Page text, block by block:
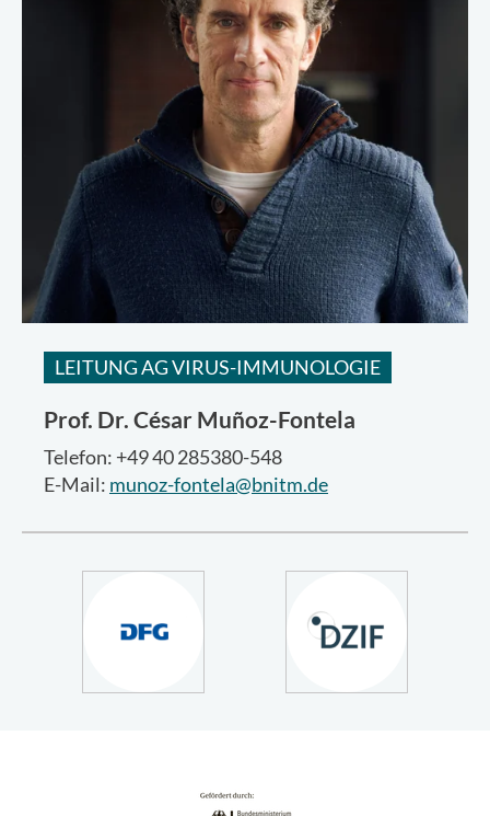
LEITUNG AG VIRUS-IMMUNOLOGIE
Prof. Dr. César Muñoz-Fontela
Telefon: +49 40 285380-548
E-Mail: munoz-fontela@bnitm.de